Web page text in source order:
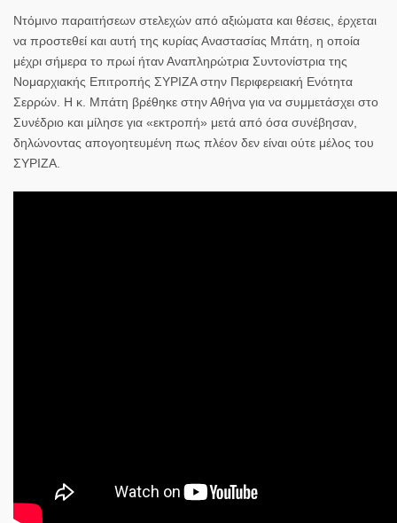
Ντόμινο παραιτήσεων στελεχών από αξιώματα και θέσεις, έρχεται
να προστεθεί και αυτή της κυρίας Αναστασίας Μπάτη, η οποία
μέχρι σήμερα το πρωί ήταν Αναπληρώτρια Συντονίστρια της
Νομαρχιακής Επιτροπής ΣΥΡΙΖΑ στην Περιφερειακή Ενότητα
Σερρών. Η κ. Μπάτη βρέθηκε στην Αθήνα για να συμμετάσχει στο
Συνέδριο και μίλησε για «εκτροπή» μετά από όσα συνέβησαν,
δηλώνοντας απογοητευμένη πως πλέον δεν είναι ούτε μέλος του
ΣΥΡΙΖΑ.